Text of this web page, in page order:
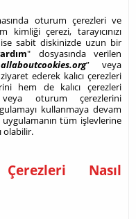
oturum çerezleri ve
kimliği çerezi, tarayıcınızı
ise sabit diskinizde uzun bir
" dosyasında verilen
” veya
ederek kalıcı çerezleri
hem de kalıcı çerezleri
veya oturum çerezlerini
kullanmaya devam
tüm işlevlerine
olabilir.
Nasıl